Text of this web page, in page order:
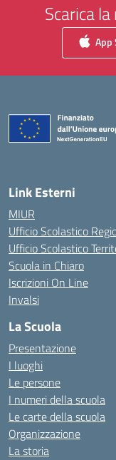
Scarica
App
Link Esterni
MIUR
Ufficio Scolastico
Ufficio Scolastico
Scuola in Chiaro
Iscrizioni On Line
Invalsi
La Scuola
Presentazione
I luoghi
Le persone
I numeri della scuola
Le carte della scuola
Organizzazione
La storia